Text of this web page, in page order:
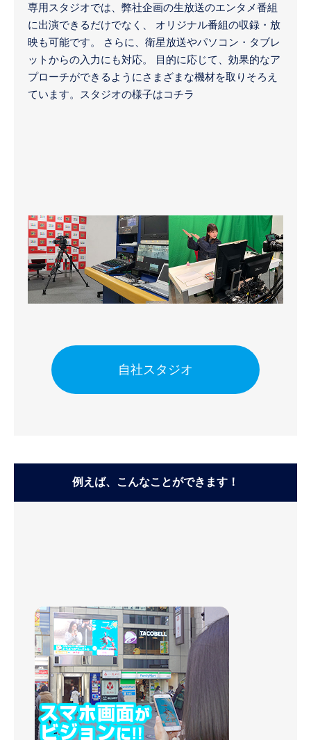
専用スタジオでは、弊社企画の生放送のエンタメ番組
に出演できるだけでなく、 オリジナル番組の収録・放
映も可能です。 さらに、衛星放送やパソコン・タブレ
ットからの入力にも対応。 目的に応じて、効果的なア
プローチができるようにさまざまな機材を取りそろえ
ています。スタジオの様子はコチラ
自社スタジオ
例えば、こんなことができます！